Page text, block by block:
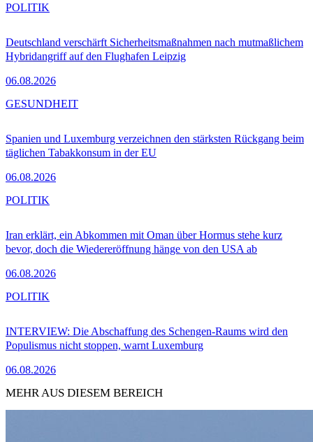
Deutschland verschärft Sicherheitsmaßnahmen nach mutmaßlichem
Hybridangriff auf den Flughafen Leipzig
06.08.2026
POLITIK
Spanien und Luxemburg verzeichnen den stärksten Rückgang beim
täglichen Tabakkonsum in der EU
06.08.2026
GESUNDHEIT
Iran erklärt, ein Abkommen mit Oman über Hormus stehe kurz
bevor, doch die Wiedereröffnung hänge von den USA ab
06.08.2026
POLITIK
INTERVIEW: Die Abschaffung des Schengen-Raums wird den
Populismus nicht stoppen, warnt Luxemburg
06.08.2026
POLITIK
MEHR AUS DIESEM BEREICH